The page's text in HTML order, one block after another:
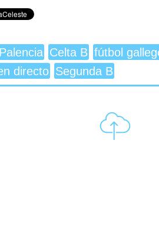
Celta B fútbol
directo Segunda B